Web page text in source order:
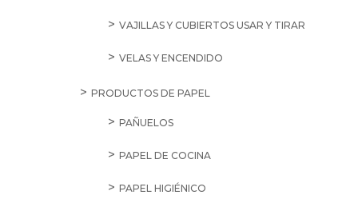
VAJILLAS Y CUBIERTOS USAR Y TIRAR
VELAS Y ENCENDIDO
PRODUCTOS DE PAPEL
PAÑUELOS
PAPEL DE COCINA
PAPEL HIGIÉNICO